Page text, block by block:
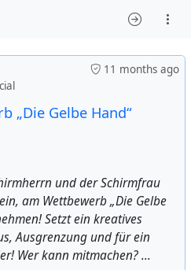
11 months ago
„Die Gelbe Hand“
und der Schirmfrau
am Wettbewerb „Die Gelbe
Setzt ein kreatives
Ausgrenzung und für ein
Wer kann mitmachen? ...